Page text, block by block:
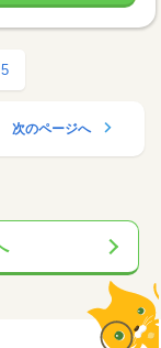
5
次のページへ